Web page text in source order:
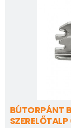
BÚTORPÁNT